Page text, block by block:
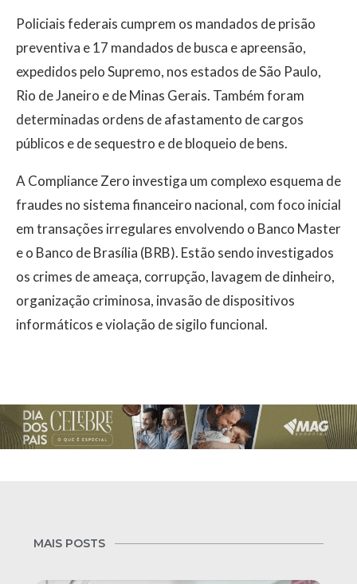
Policiais federais cumprem os mandados de prisão
preventiva e 17 mandados de busca e apreensão,
expedidos pelo Supremo, nos estados de São Paulo,
Rio de Janeiro e de Minas Gerais. Também foram
determinadas ordens de afastamento de cargos
públicos e de sequestro e de bloqueio de bens.
A Compliance Zero investiga um complexo esquema de
fraudes no sistema financeiro nacional, com foco inicial
em transações irregulares envolvendo o Banco Master
e o Banco de Brasília (BRB). Estão sendo investigados
os crimes de ameaça, corrupção, lavagem de dinheiro,
organização criminosa, invasão de dispositivos
informáticos e violação de sigilo funcional.
MAIS POSTS